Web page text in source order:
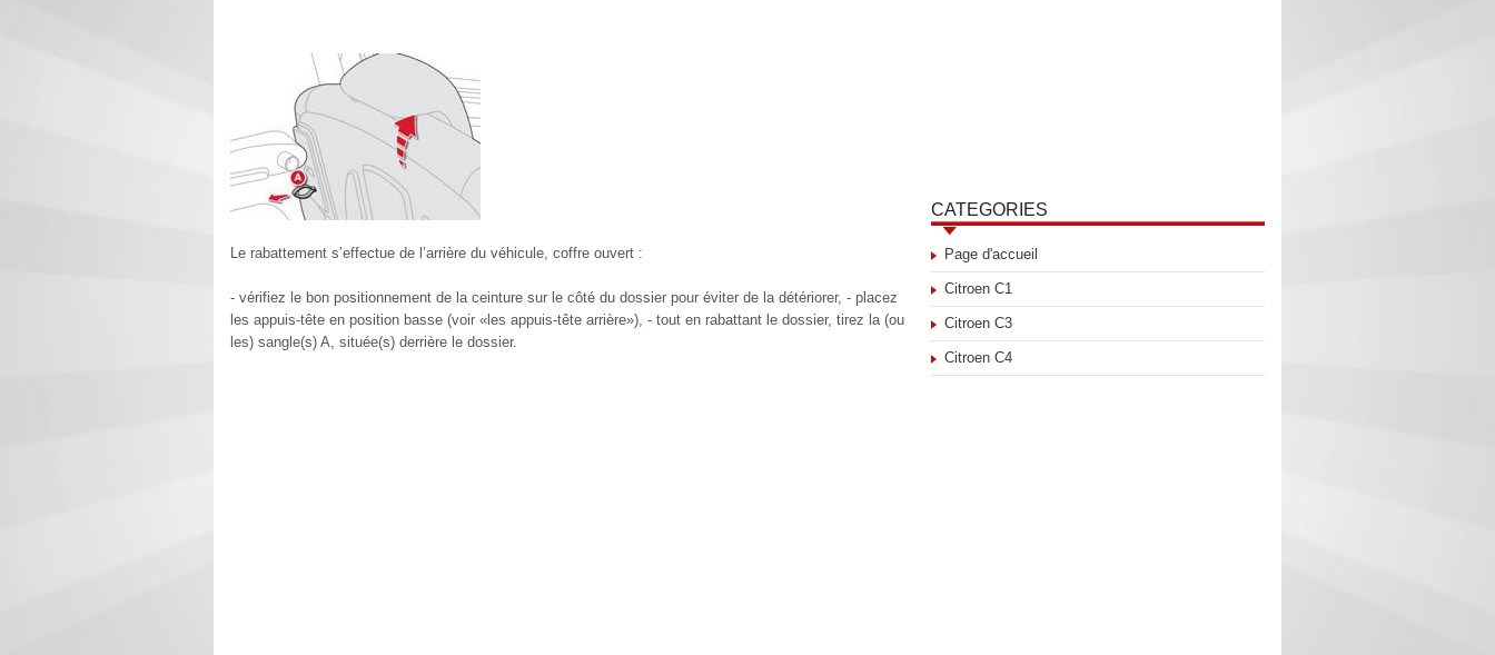
Le rabattement s’effectue de l’arrière du véhicule, coffre ouvert :
- vérifiez le bon positionnement de la ceinture sur le côté du dossier pour éviter de la détériorer, - placez
les appuis-tête en position basse (voir «les appuis-tête arrière»), - tout en rabattant le dossier, tirez la (ou
les) sangle(s) A, située(s) derrière le dossier.
CATEGORIES
Page d'accueil
Citroen C1
Citroen C3
Citroen C4